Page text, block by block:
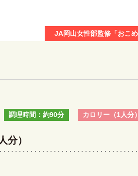
JA岡山女性部監修「おこ
調理時間：約90分 カロリー（1人分
分）